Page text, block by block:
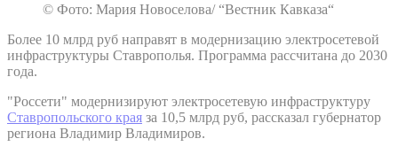
© Фото: Мария Новоселова/ “Вестник Кавказа“
Более 10 млрд руб направят в модернизацию электросетевой
инфраструктуры Ставрополья. Программа рассчитана до 2030
года.
"Россети" модернизируют электросетевую инфраструктуру
Ставропольского края за 10,5 млрд руб, рассказал губернатор
региона Владимир Владимиров.